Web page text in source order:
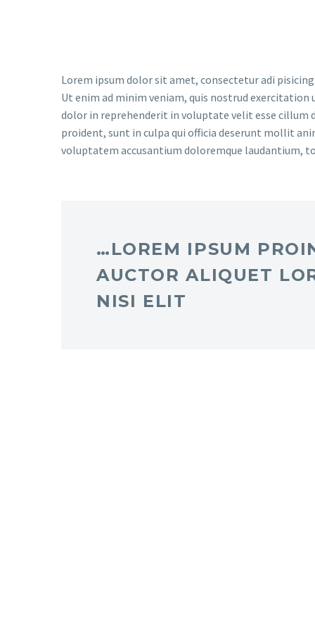
Lorem ipsum dolor sit amet, consectetur adi
Ut enim ad minim veniam, quis nostrud exercitation
dolor in reprehenderit in voluptate velit esse cillum
proident, sunt in culpa qui officia deserunt mollit
voluptatem accusantium doloremque laudantium,
…LOREM IPSUM
AUCTOR ALIQUET
NISI ELIT